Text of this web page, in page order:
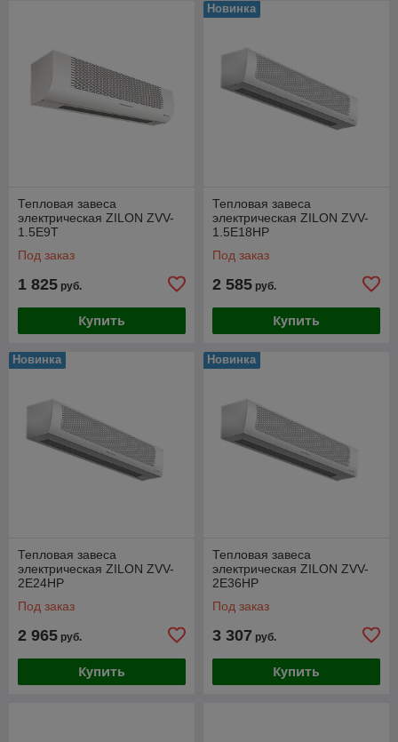
Тепловая завеса
электрическая ZILON ZVV-
1.5E9T
Под заказ
1 825 руб.
Купить
Новинка
Тепловая завеса
электрическая ZILON ZVV-
1.5E18HP
Под заказ
2 585 руб.
Купить
Новинка
Тепловая завеса
электрическая ZILON ZVV-
2E24HP
Под заказ
2 965 руб.
Купить
Новинка
Тепловая завеса
электрическая ZILON ZVV-
2E36HP
Под заказ
3 307 руб.
Купить